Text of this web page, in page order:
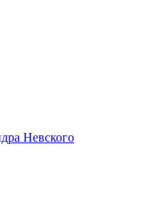
Невского